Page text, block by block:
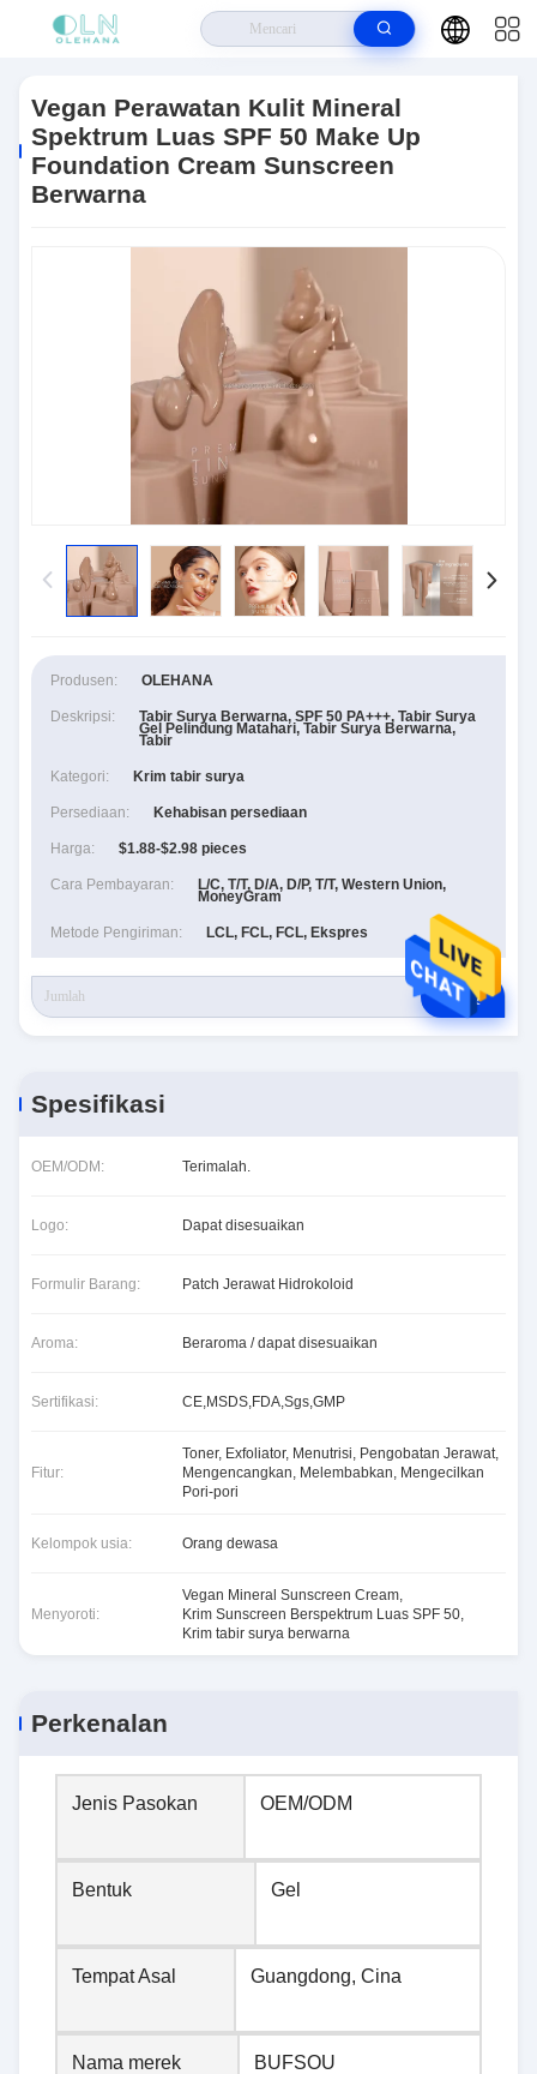
Spektrum Luas SPF 50 Make Up Foundation Cream Sunscreen Berwarna
Vegan Perawatan Kulit Mineral
Spektrum Luas SPF 50 Make Up
Foundation Cream Sunscreen
Berwarna
Produsen: OLEHANA
Deskripsi: Tabir Surya Berwarna, SPF 50 PA+++, Tabir Surya
Gel Pelindung Matahari, Tabir Surya Berwarna,
Tabir
Kategori: Krim tabir surya
Persediaan: Kehabisan persediaan
Harga: $1.88-$2.98 pieces
Cara Pembayaran: L/C, T/T, D/A, D/P, T/T, Western Union,
MoneyGram
Metode Pengiriman: LCL, FCL, FCL, Ekspres
RFQ
Spesifikasi
OEM/ODM: Terimalah.
Logo: Dapat disesuaikan
Formulir Barang: Patch Jerawat Hidrokoloid
Aroma: Beraroma / dapat disesuaikan
Sertifikasi: CE,MSDS,FDA,Sgs,GMP
Fitur:
Toner, Exfoliator, Menutrisi, Pengobatan Jerawat,
Mengencangkan, Melembabkan, Mengecilkan
Pori-pori
Kelompok usia: Orang dewasa
Menyoroti:
Vegan Mineral Sunscreen Cream,
Krim Sunscreen Berspektrum Luas SPF 50,
Krim tabir surya berwarna
Perkenalan
Jenis Pasokan OEM/ODM
Bentuk Gel
Tempat Asal Guangdong, Cina
Nama merek BUFSOU